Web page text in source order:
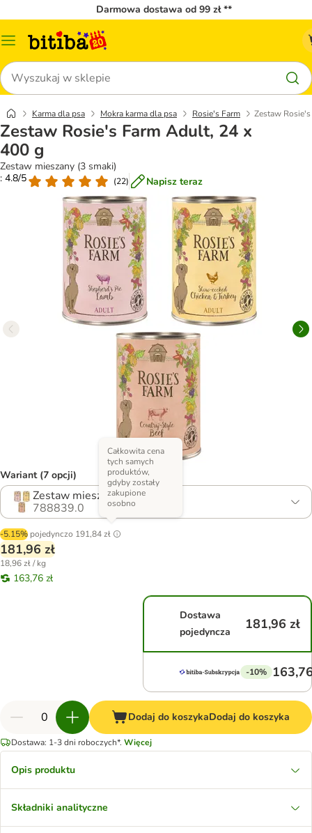
Darmowa dostawa od 99 zł **
Menu
Szukaj
Karma dla psa Mokra karma dla psa Rosie's Farm Zestaw
Zestaw Rosie's Farm Adult, 24 x
400 g
Zestaw mieszany (3 smaki)
: 4.8/5
(22) Napisz teraz
Wariant (7 opcji)
Zestaw mieszany (3 smaki)
788839.0
-5.15% pojedynczo 191,84 zł
Całkowita cena
tych samych
produktów,
gdyby zostały
zakupione
osobno
181,96 zł
18,96 zł / kg
163,76 zł
Dostawa
pojedyncza
181,96 zł
-10%
Dodaj do koszykaDodaj do koszyka
Dostawa: 1-3 dni roboczych*. Więcej
Opis produktu
Składniki analityczne